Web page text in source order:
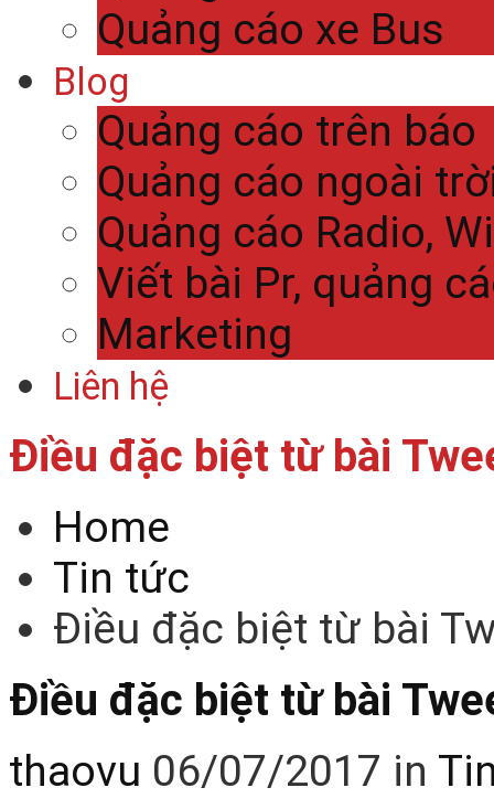
Quảng cáo xe Bus
Blog
Quảng cáo trên báo
Quảng cáo ngoài
Quảng cáo Radio,
Viết bài Pr, quảng
Marketing
Liên hệ
Điều đặc biệt từ bài
Home
Tin tức
Điều đặc biệt từ bài
Điều đặc biệt từ bài
thaovu 06/07/2017 in